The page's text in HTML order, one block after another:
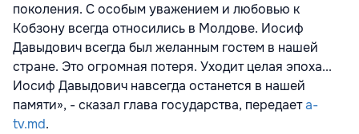
поколения. С особым уважением и любовью к
Кобзону всегда относились в Молдове. Иосиф
Давыдович всегда был желанным гостем в нашей
стране. Это огромная потеря. Уходит целая эпоха...
Иосиф Давыдович навсегда останется в нашей
памяти», - сказал глава государства, передаетa-
tv.md.